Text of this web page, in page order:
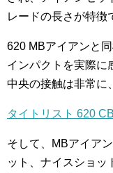
レードの長さが特徴
620 MBアイアンと
インパクトを実際に
中央の接触は非常に
タイトリスト 620
そして、MBアイア
ット、ナイスショッ